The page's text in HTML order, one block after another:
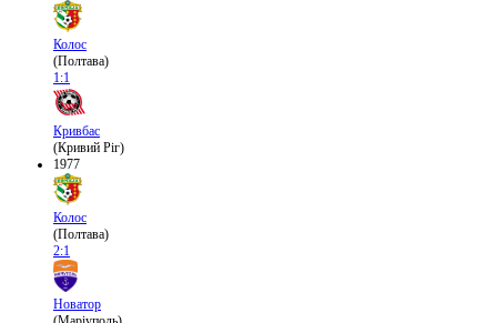
Колос
(Полтава)
1:1
Кривбас
(Кривий Ріг)
1977
Колос
(Полтава)
2:1
Новатор